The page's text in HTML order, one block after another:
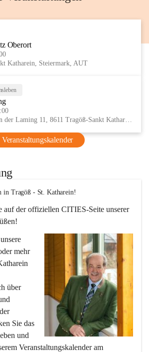
Oberort
Katharein, Steiermark, AUT
Sankt Katharein an der Laming 11, 8611 Tragöß-Sankt Katharein, AUT
Veranstaltungskalender
in Tragöß - St. Katharein!
auf der offiziellen CITIES-Seite unserer
mehr
über
Sie das
und
Veranstaltungskalender am